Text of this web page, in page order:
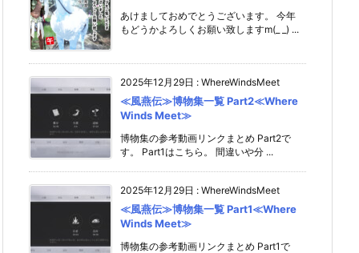
あけましておめでとうございます。 今年
もどうかよろしくお願い致しますm(_ _) ...
2025年12月29日 : WhereWindsMeet
≪風燕伝≫博物集一覧 Part2≪Where
Winds Meet≫
博物集の参考動画リンクまとめ Part2で
す。 Part1はこちら。 間違いや分 ...
2025年12月29日 : WhereWindsMeet
≪風燕伝≫博物集一覧 Part1≪Where
Winds Meet≫
博物集の参考動画リンクまとめ Part1で